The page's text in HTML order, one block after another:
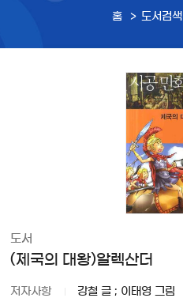
홈 도서검색
도서
(제국의 대왕)알렉산더
저자사항 강철 글 ; 이태영 그림